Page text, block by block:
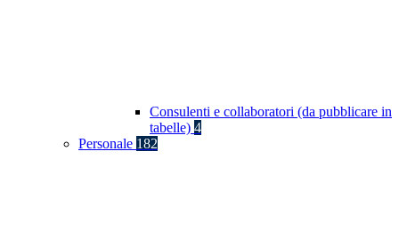
Consulenti e collaboratori (da pubblicare in
tabelle) 4
Personale 182